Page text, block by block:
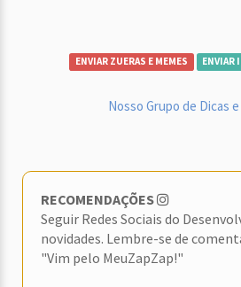
ENVIAR ZUERAS E MEMES ENVIAR
Nosso Grupo de Dicas
RECOMENDAÇÕES
Seguir Redes Sociais do
novidades. Lembre-se de
"Vim pelo MeuZapZap!"